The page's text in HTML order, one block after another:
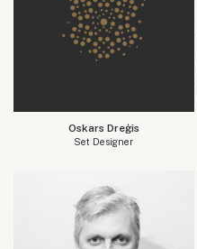
Oskars Dreģis
Set Designer